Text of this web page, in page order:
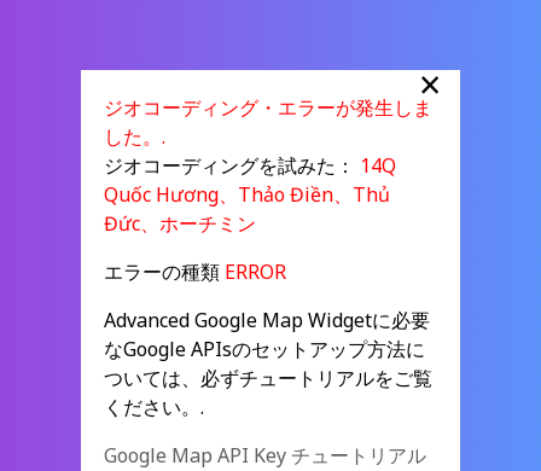
×
ジオコーディング・エラーが発生しま
した。.
ジオコーディングを試みた： 14Q
Quốc Hương、Thảo Điền、Thủ
Đức、ホーチミン
エラーの種類 ERROR
Advanced Google Map Widgetに必要
なGoogle APIsのセットアップ方法に
ついては、必ずチュートリアルをご覧
ください。.
Google Map API Key チュートリアル